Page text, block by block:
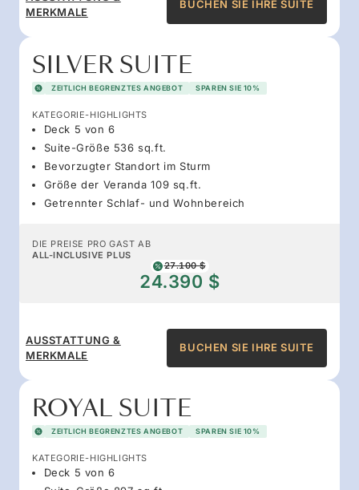
MERKMALE
BUCHEN SIE IHRE SUITE
SILVER SUITE
ZEITLICH BEGRENZTES ANGEBOT SPAREN SIE 10%
KATEGORIE-HIGHLIGHTS
Deck 5 von 6
Suite-Größe 536 sq.ft.
Bevorzugter Standort im Sturm
Größe der Veranda 109 sq.ft.
Getrennter Schlaf- und Wohnbereich
DIE PREISE PRO GAST AB
ALL-INCLUSIVE PLUS
27.100 $
24.390 $
AUSSTATTUNG &
MERKMALE
BUCHEN SIE IHRE SUITE
ROYAL SUITE
ZEITLICH BEGRENZTES ANGEBOT SPAREN SIE 10%
KATEGORIE-HIGHLIGHTS
Deck 5 von 6